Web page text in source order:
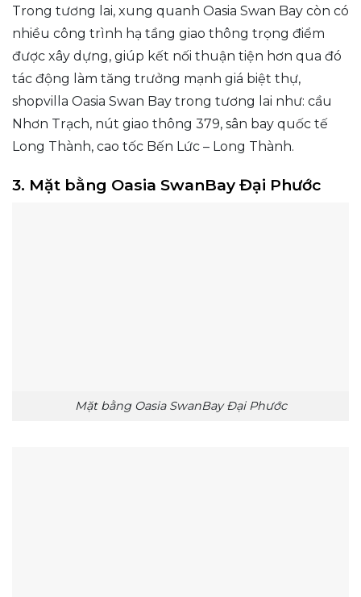
Trong tương lai, xung quanh Oasia Swan Bay còn có
nhiều công trình hạ tầng giao thông trọng điểm
được xây dựng, giúp kết nối thuận tiện hơn qua đó
tác động làm tăng trưởng mạnh giá biệt thự,
shopvilla Oasia Swan Bay trong tương lai như: cầu
Nhơn Trạch, nút giao thông 379, sân bay quốc tế
Long Thành, cao tốc Bến Lức – Long Thành.
3. Mặt bằng Oasia SwanBay Đại Phước
Mặt bằng Oasia SwanBay Đại Phước